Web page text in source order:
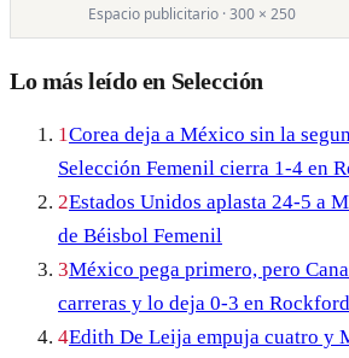
Espacio publicitario · 300 × 250
Lo más leído en Selección
1Corea deja a México sin la
Selección Femenil cierra 1-4 en
2Estados Unidos aplasta 24-5 a
de Béisbol Femenil
3México pega primero, pero
carreras y lo deja 0-3 en Rockford
4Edith De Leija empuja cuatro y